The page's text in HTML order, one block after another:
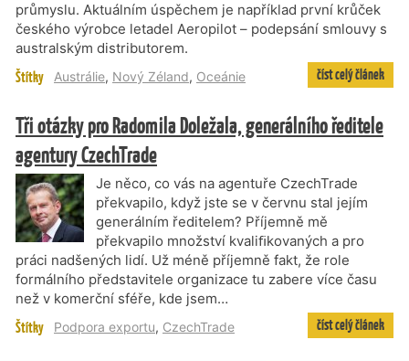
průmyslu. Aktuálním úspěchem je například první krůček
českého výrobce letadel Aeropilot – podepsání smlouvy s
australským distributorem.
Štítky Austrálie, Nový Zéland, Oceánie číst celý článek
Tři otázky pro Radomila Doležala, generálního ředitele
agentury CzechTrade
Je něco, co vás na agentuře CzechTrade
překvapilo, když jste se v červnu stal jejím
generálním ředitelem? Příjemně mě
překvapilo množství kvaliﬁkovaných a pro
práci nadšených lidí. Už méně příjemně fakt, že role
formálního představitele organizace tu zabere více času
než v komerční sféře, kde jsem…
Štítky Podpora exportu, CzechTrade číst celý článek